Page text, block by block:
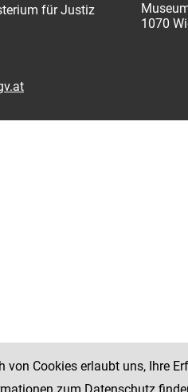
für Justiz
1070
von Cookies erlaubt uns, Ihre